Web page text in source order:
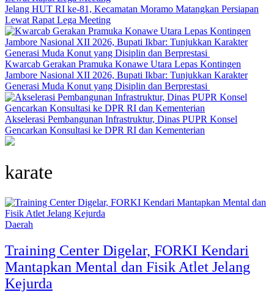
‎Jelang HUT RI ke-81, Kecamatan Moramo Matangkan Persiapan
Lewat Rapat Lega Meeting
‎Kwarcab Gerakan Pramuka Konawe Utara Lepas Kontingen
Jambore Nasional XII 2026, Bupati Ikbar: Tunjukkan Karakter
Generasi Muda Konut yang Disiplin dan Berprestasi ‎
Akselerasi Pembangunan Infrastruktur, Dinas PUPR Konsel
Gencarkan Konsultasi ke DPR RI dan Kementerian
karate
Daerah
Training Center Digelar, FORKI Kendari
Mantapkan Mental dan Fisik Atlet Jelang
Kejurda